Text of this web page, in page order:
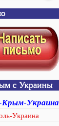
с Украины
Крым-Украина
Украина